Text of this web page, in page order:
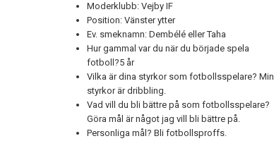
Moderklubb: Vejby IF
Position: Vänster ytter
Ev. smeknamn: Dembélé eller Taha
Hur gammal var du när du började spela
fotboll?5 år
Vilka är dina styrkor som fotbollsspelare? Min
styrkor är dribbling.
Vad vill du bli bättre på som fotbollsspelare?
Göra mål är något jag vill bli bättre på.
Personliga mål? Bli fotbollsproffs.